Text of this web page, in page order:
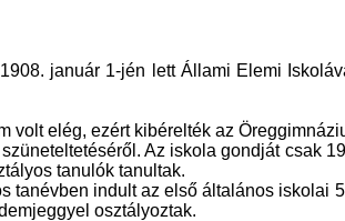
január 1-jén lett Állami Elemi
elég, ezért kibérelték az
Az iskola gondját csak
tanulók tanultak.
indult az első általános iskolai
osztályoztak.